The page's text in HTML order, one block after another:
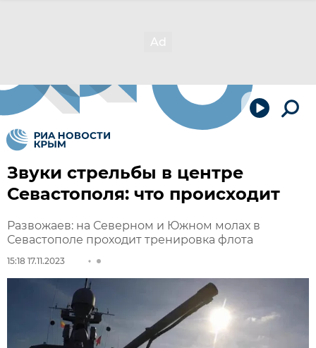
Звуки стрельбы в центре
Севастополя: что происходит
Развожаев: на Северном и Южном молах в
Севастополе проходит тренировка флота
15:18 17.11.2023